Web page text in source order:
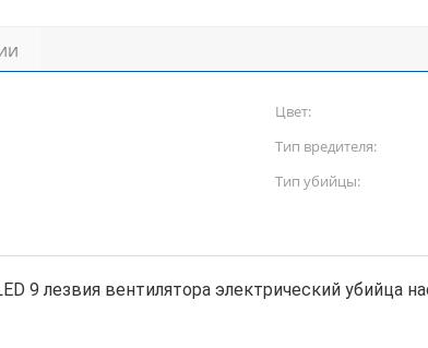
Цвет:
Тип вредителя:
Тип убийцы:
9 лезвия вентилятора электрический убийца